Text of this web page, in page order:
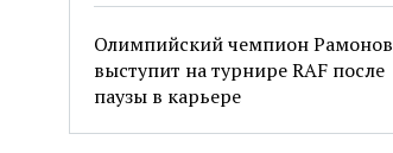
Олимпийский чемпион Рамонов
выступит на турнире RAF после
паузы в карьере